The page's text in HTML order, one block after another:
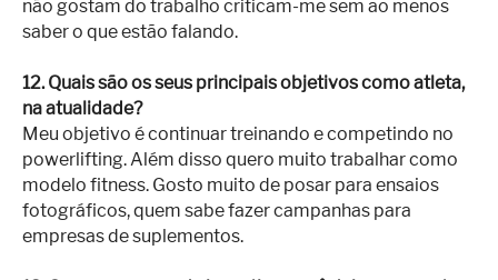
não gostam do trabalho criticam-me sem ao menos
saber o que estão falando.
12. Quais são os seus principais objetivos como atleta,
na atualidade?
Meu objetivo é continuar treinando e competindo no
powerlifting. Além disso quero muito trabalhar como
modelo fitness. Gosto muito de posar para ensaios
fotográficos, quem sabe fazer campanhas para
empresas de suplementos.